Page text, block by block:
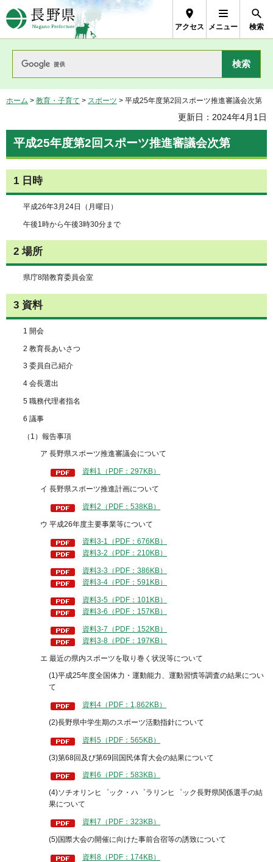
長野県Nagano Prefecture
アクセス メニュー 検索
ホーム > 教育・子育て > スポーツ > 平成25年度第2回スポーツ推進審議会次第
更新日：2024年4月1日
平成25年度第2回スポーツ推進審議会次第
1 日時
平成26年3月24日（月曜日）
午後1時から午後3時30分まで
2 場所
県庁8階教育委員会室
3 資料
1 開会
2 教育長あいさつ
3 委員自己紹介
4 会長選出
5 職務代理者指名
6 議事
（1）報告事項
ア 長野県スポーツ推進審議会について
資料1（PDF：297KB）
イ 長野県スポーツ推進計画について
資料2（PDF：538KB）
ウ 平成26年度主要事業等について
資料3-1（PDF：676KB）
資料3-2（PDF：210KB）
資料3-3（PDF：386KB）
資料3-4（PDF：591KB）
資料3-5（PDF：101KB）
資料3-6（PDF：157KB）
資料3-7（PDF：152KB）
資料3-8（PDF：197KB）
エ 最近の県内スポーツを取り巻く状況等について
(1)平成25年度全国体力・運動能力、運動習慣等調査の結果につい
て
資料4（PDF：1,862KB）
(2)長野県中学生期のスポーツ活動指針について
資料5（PDF：565KB）
(3)第68回及び第69回国民体育大会の結果について
資料6（PDF：583KB）
(4)ソチオリンヒ゜ック・ハ゜ラリンヒ゜ック長野県関係選手の結
果について
資料7（PDF：323KB）
(5)国際大会の開催に向けた事前合宿等の誘致について
資料8（PDF：174KB）